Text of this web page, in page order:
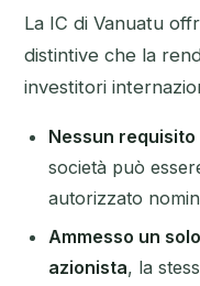
La IC di Vanuatu
distintive che la
investitori
Nessun
società può
autorizzato
Ammesso un
azionista, la